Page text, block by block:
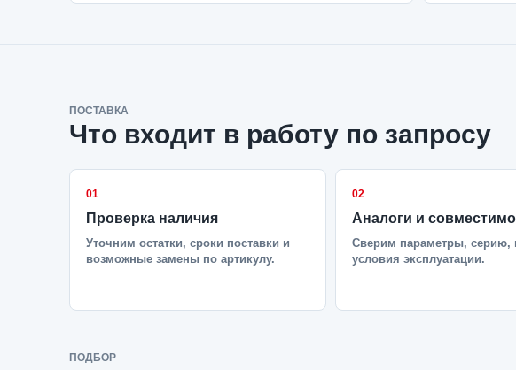
ПОСТАВКА
Что входит в работу по запросу
01
Проверка наличия
Уточним остатки, сроки поставки и
возможные замены по артикулу.
02
Аналоги и
Сверим параметры, серию,
условия эксплуатации.
ПОДБОР